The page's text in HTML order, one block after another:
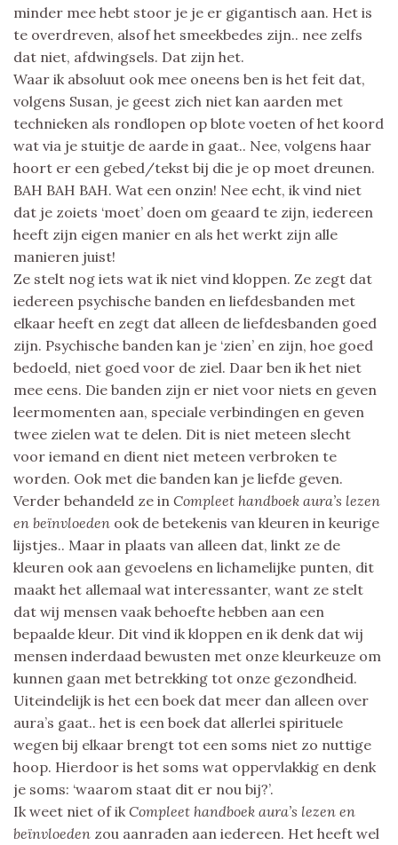
minder mee hebt stoor je je er gigantisch aan. Het is
te overdreven, alsof het smeekbedes zijn.. nee zelfs
dat niet, afdwingsels. Dat zijn het.
Waar ik absoluut ook mee oneens ben is het feit dat,
volgens Susan, je geest zich niet kan aarden met
technieken als rondlopen op blote voeten of het koord
wat via je stuitje de aarde in gaat.. Nee, volgens haar
hoort er een gebed/tekst bij die je op moet dreunen.
BAH BAH BAH. Wat een onzin! Nee echt, ik vind niet
dat je zoiets ‘moet’ doen om geaard te zijn, iedereen
heeft zijn eigen manier en als het werkt zijn alle
manieren juist!
Ze stelt nog iets wat ik niet vind kloppen. Ze zegt dat
iedereen psychische banden en liefdesbanden met
elkaar heeft en zegt dat alleen de liefdesbanden goed
zijn. Psychische banden kan je ‘zien’ en zijn, hoe goed
bedoeld, niet goed voor de ziel. Daar ben ik het niet
mee eens. Die banden zijn er niet voor niets en geven
leermomenten aan, speciale verbindingen en geven
twee zielen wat te delen. Dit is niet meteen slecht
voor iemand en dient niet meteen verbroken te
worden. Ook met die banden kan je liefde geven.
Verder behandeld ze in Compleet handboek aura’s lezen
en beïnvloeden ook de betekenis van kleuren in keurige
lijstjes.. Maar in plaats van alleen dat, linkt ze de
kleuren ook aan gevoelens en lichamelijke punten, dit
maakt het allemaal wat interessanter, want ze stelt
dat wij mensen vaak behoefte hebben aan een
bepaalde kleur. Dit vind ik kloppen en ik denk dat wij
mensen inderdaad bewusten met onze kleurkeuze om
kunnen gaan met betrekking tot onze gezondheid.
Uiteindelijk is het een boek dat meer dan alleen over
aura’s gaat.. het is een boek dat allerlei spirituele
wegen bij elkaar brengt tot een soms niet zo nuttige
hoop. Hierdoor is het soms wat oppervlakkig en denk
je soms: ‘waarom staat dit er nou bij?’.
Ik weet niet of ik Compleet handboek aura’s lezen en
beïnvloeden zou aanraden aan iedereen. Het heeft wel